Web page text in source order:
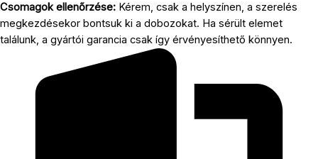
Csomagok ellenőrzése: Kérem, csak a helyszínen, a szerelés
megkezdésekor bontsuk ki a dobozokat. Ha sérült elemet
találunk, a gyártói garancia csak így érvényesíthető könnyen.